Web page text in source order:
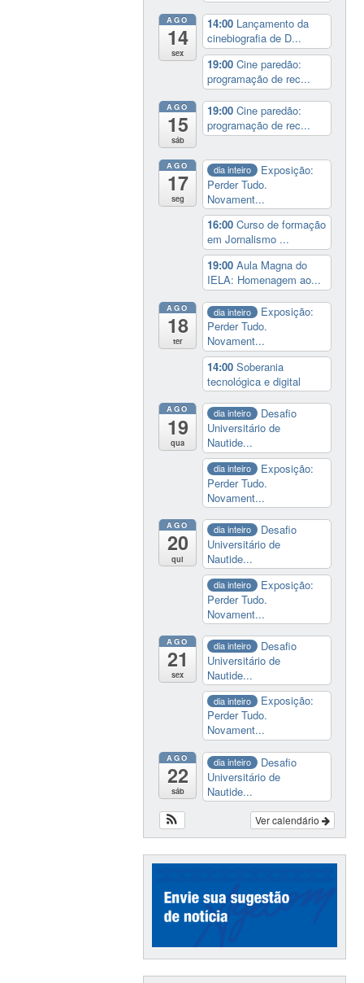
AGO
14
sex
14:00 Lançamento da
cinebiografia de D...
19:00Cine paredão:
programação de rec...
AGO
15
sáb
19:00Cine paredão:
programação de rec...
AGO
17
seg
dia inteiro
Exposição:
Perder Tudo.
Novament...
16:00Curso de formação
em Jornalismo ...
19:00Aula Magna do
IELA: Homenagem ao...
AGO
18
ter
dia inteiro
Exposição:
Perder Tudo.
Novament...
14:00Soberania
tecnológica e digital
AGO
19
qua
dia inteiro
Desafio
Universitário de
Nautide...
dia inteiro
Exposição:
Perder Tudo.
Novament...
AGO
20
qui
dia inteiro
Desafio
Universitário de
Nautide...
dia inteiro
Exposição:
Perder Tudo.
Novament...
AGO
21
sex
dia inteiro
Desafio
Universitário de
Nautide...
dia inteiro
Exposição:
Perder Tudo.
Novament...
AGO
22
sáb
dia inteiro
Desafio
Universitário de
Nautide...
Ver calendário